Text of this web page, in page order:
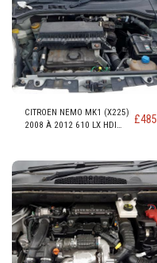
CITROEN NEMO MK1 (X225)
2008 À 2012 610 LX HDI
£485